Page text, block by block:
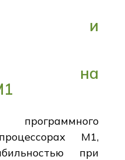
и
на
M1,
при